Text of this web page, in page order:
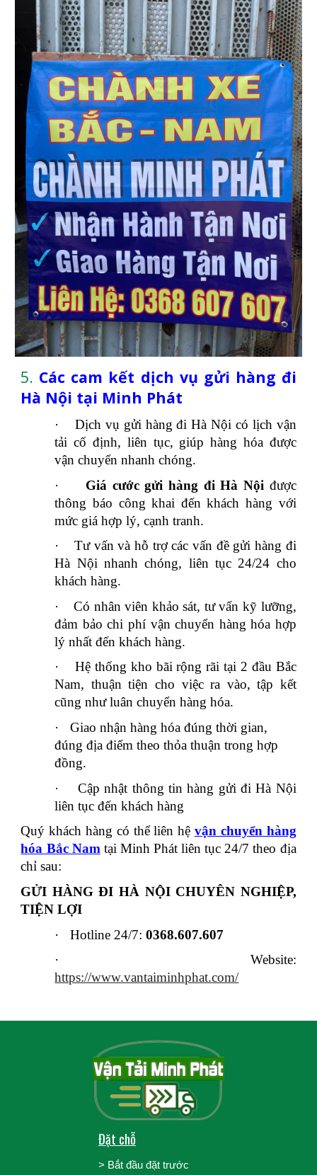
5. Các cam kết dịch vụ gửi hàng đi
Hà Nội tại Minh Phát
·
Dịch vụ gửi hàng đi Hà Nội có lịch vận
tải cố định, liên tục, giúp hàng hóa được
vận chuyển nhanh chóng.
·
Giá cước gửi hàng đi Hà Nội được
thông báo công khai đến khách hàng với
mức giá hợp lý, cạnh tranh.
·
Tư vấn và hỗ trợ các vấn đề gửi hàng đi
Hà Nội nhanh chóng, liên tục 24/24 cho
khách hàng.
·
Có nhân viên khảo sát, tư vấn kỹ lưỡng,
đảm bảo chi phí vận chuyển hàng hóa hợp
lý nhất đến khách hàng.
·
Hệ thống kho bãi rộng rãi tại 2 đầu Bắc
Nam, thuận tiện cho việc ra vào, tập kết
cũng như luân chuyển hàng hóa.
·
Giao nhận hàng hóa đúng thời gian,
đúng địa điểm theo thỏa thuận trong hợp
đồng.
·
Cập nhật thông tin hàng gửi đi Hà Nội
liên tục đến khách hàng
Quý khách hàng có thể liên hệ vận chuyển hàng
hóa Bắc Namtại Minh Phát liên tục 24/7 theo địa
chỉ sau:
GỬI HÀNG ĐI HÀ NỘI CHUYÊN NGHIỆP,
TIỆN LỢI
·
Hotline 24/7:0368.607.607
·
Website:
https://www.vantaiminhphat.com/
Đặt chỗ
> Bắt đầu đặt trước